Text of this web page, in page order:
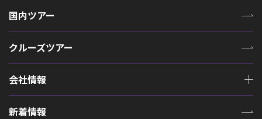
国内ツアー
クルーズツアー
会社情報
新着情報